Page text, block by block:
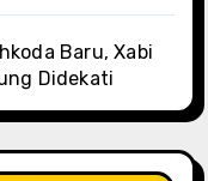
Baru, Xabi
Didekati